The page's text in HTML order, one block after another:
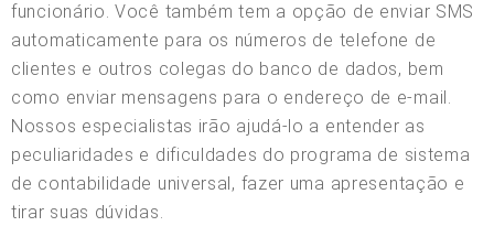
funcionário. Você também tem a opção de enviar SMS
automaticamente para os números de telefone de
clientes e outros colegas do banco de dados, bem
como enviar mensagens para o endereço de e-mail.
Nossos especialistas irão ajudá-lo a entender as
peculiaridades e dificuldades do programa de sistema
de contabilidade universal, fazer uma apresentação e
tirar suas dúvidas.